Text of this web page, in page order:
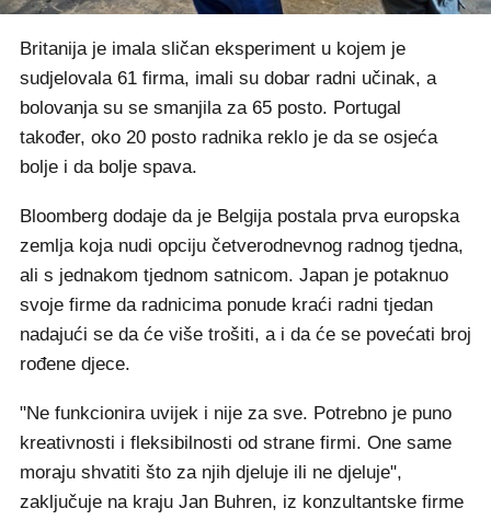
Britanija je imala sličan eksperiment u kojem je
sudjelovala 61 firma, imali su dobar radni učinak, a
bolovanja su se smanjila za 65 posto. Portugal
također, oko 20 posto radnika reklo je da se osjeća
bolje i da bolje spava.
Bloomberg dodaje da je Belgija postala prva europska
zemlja koja nudi opciju četverodnevnog radnog tjedna,
ali s jednakom tjednom satnicom. Japan je potaknuo
svoje firme da radnicima ponude kraći radni tjedan
nadajući se da će više trošiti, a i da će se povećati broj
rođene djece.
"Ne funkcionira uvijek i nije za sve. Potrebno je puno
kreativnosti i fleksibilnosti od strane firmi. One same
moraju shvatiti što za njih djeluje ili ne djeluje",
zaključuje na kraju Jan Buhren, iz konzultantske firme